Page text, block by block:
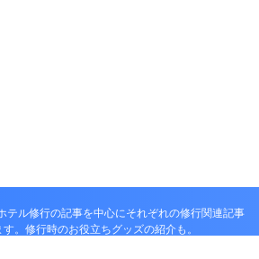
テル修行の記事を中心にそれぞれの修行関連記事
。修行時のお役立ちグッズの紹介も。